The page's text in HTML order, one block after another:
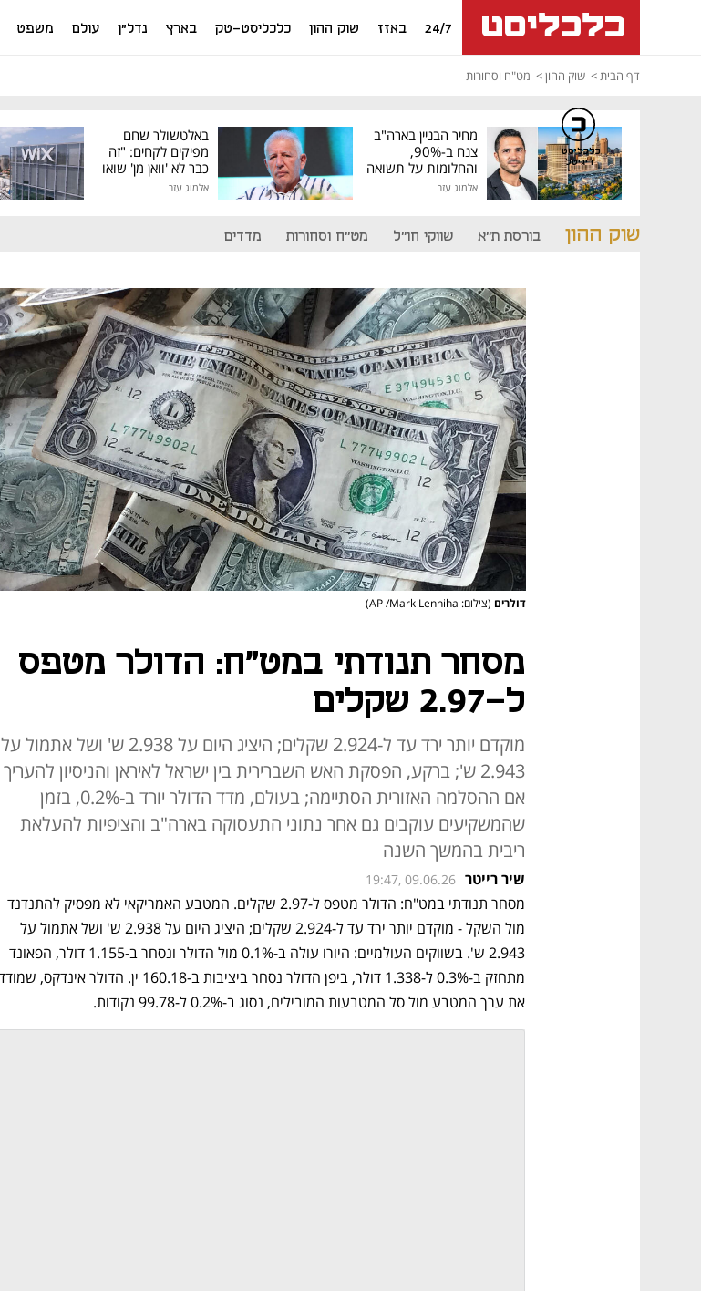
24/7 באזז שוק ההון כלכליסט-טק בארץ נדל"ן עולם משפט
דף הבית שוק ההון מט"ח וסחורות
מחיר הבניין בארה"ב
צנח ב-90%,
והחלומות על תשואה
גבוהה התנפצו
אלמוג עזר
באלטשולר שחם
מפיקים לקחים: "זה
כבר לא 'וואן מן' שואו
של גילעד"
אלמוג עזר
שוק ההון בורסת ת"א שווקי חו"ל מט"ח וסחורות מדדים
דולרים (צילום: AP /Mark Lenniha)
כלכליסט
דיגיטל
מסחר תנודתי במט"ח: הדולר מטפס
ל-2.97 שקלים
מוקדם יותר ירד עד ל-2.924 שקלים; היציג היום על 2.938 ש' ושל אתמול על
2.943 ש'; ברקע, הפסקת האש השברירית בין ישראל לאיראן והניסיון להעריך
אם ההסלמה האזורית הסתיימה; בעולם, מדד הדולר יורד ב-0.2%, בזמן
שהמשקיעים עוקבים גם אחר נתוני התעסוקה בארה"ב והציפיות להעלאת
ריבית בהמשך השנה
שיר רייטר 19:47, 09.06.26
את ערך המטבע מול סל המטבעות המובילים, נסוג ב-0.2% ל-99.78 נקודות.